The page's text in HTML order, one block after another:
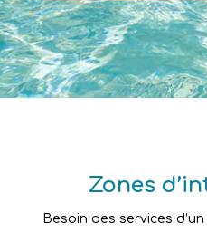
Zones
Besoin des services